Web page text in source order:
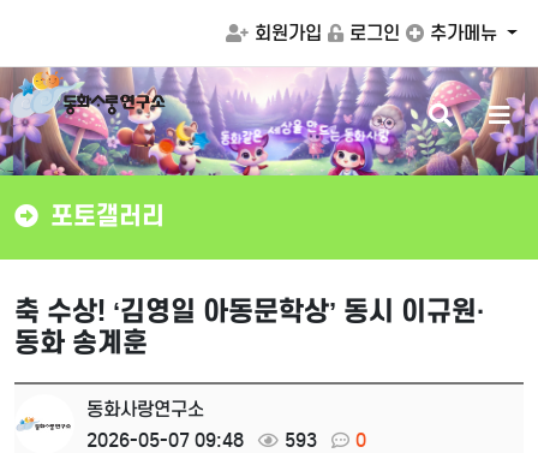
회원가입 로그인 추가메뉴
동화 은 세상을 만드는 동화사랑 검
색
버
튼
메
뉴
버
튼
포토갤러리
축 수상! ‘김영일 아동문학상’ 동시 이규원·
동화 송계훈
동화사랑연구소
2026-05-07 09:48
593 0